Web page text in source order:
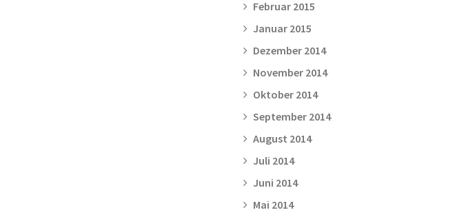
Februar 2015
Januar 2015
Dezember 2014
November 2014
Oktober 2014
September 2014
August 2014
Juli 2014
Juni 2014
Mai 2014